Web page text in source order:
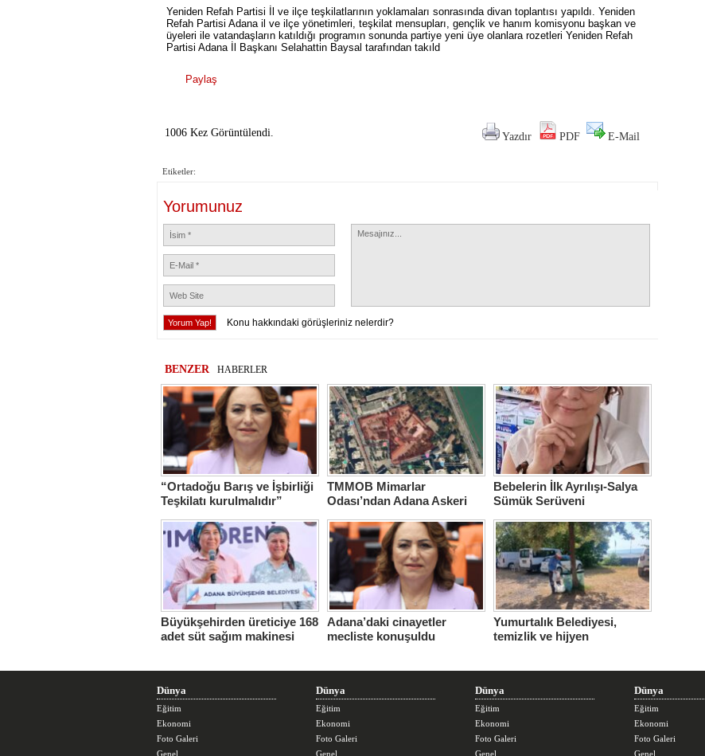
Yeniden Refah Partisi İl ve ilçe teşkilatlarının yoklamaları sonrasında divan toplantısı yapıldı. Yeniden
Refah Partisi Adana il ve ilçe yönetimleri, teşkilat mensupları, gençlik ve hanım komisyonu başkan ve
üyeleri ile vatandaşların katıldığı programın sonunda partiye yeni üye olanlara rozetleri Yeniden Refah
Partisi Adana İl Başkanı Selahattin Baysal tarafından takıld
Paylaş
1006 Kez Görüntülendi. Yazdır PDF E-Mail
Etiketler:
Yorumunuz
Konu hakkındaki görüşleriniz nelerdir?
BENZER HABERLER
“Ortadoğu Barış ve İşbirliği
Teşkilatı kurulmalıdır”
TMMOB Mimarlar
Odası’ndan Adana Askeri
Bebelerin İlk Ayrılışı-Salya
Sümük Serüveni
Büyükşehirden üreticiye 168
adet süt sağım makinesi
Adana’daki cinayetler
mecliste konuşuldu
Yumurtalık Belediyesi,
temizlik ve hijyen
Dünya
Eğitim
Ekonomi
Foto Galeri
Genel
Dünya
Eğitim
Ekonomi
Foto Galeri
Genel
Dünya
Eğitim
Ekonomi
Foto Galeri
Genel
Dünya
Eğitim
Ekonomi
Foto Galeri
Genel